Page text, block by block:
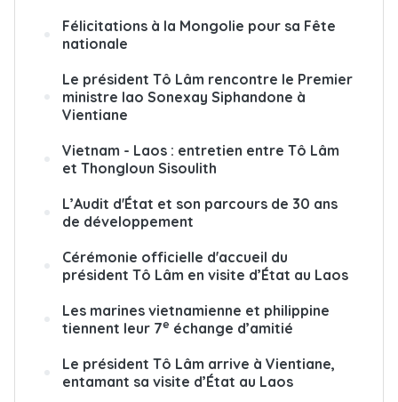
Félicitations à la Mongolie pour sa Fête
nationale
Le président Tô Lâm rencontre le Premier
ministre lao Sonexay Siphandone à
Vientiane
Vietnam - Laos : entretien entre Tô Lâm
et Thongloun Sisoulith
L’Audit d'État et son parcours de 30 ans
de développement
Cérémonie officielle d'accueil du
président Tô Lâm en visite d’État au Laos
Les marines vietnamienne et philippine
tiennent leur 7e échange d’amitié
Le président Tô Lâm arrive à Vientiane,
entamant sa visite d’État au Laos